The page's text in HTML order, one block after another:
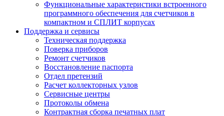
Функциональные характеристики встроенного
программного обеспечения для счетчиков в
компактном и СПЛИТ корпусах
Поддержка и сервисы
Техническая поддержка
Поверка приборов
Ремонт счетчиков
Восстановление паспорта
Отдел претензий
Расчет коллекторных узлов
Сервисные центры
Протоколы обмена
Контрактная сборка печатных плат